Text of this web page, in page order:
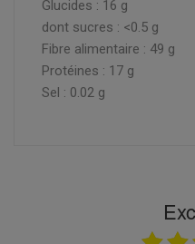
Glucides : 16 g
dont sucres : <0.5 g
Fibre alimentaire : 49 g
Protéines : 17 g
Sel : 0.02 g